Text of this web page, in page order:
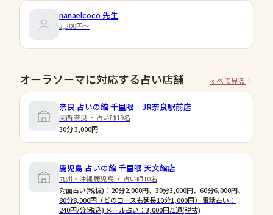
nanaelcoco先生
3,300円〜
オーラソーマに対応する占い店舗 すべて見る
奈良 占いの館 千里眼 JR奈良駅前店
関西 奈良 ・ 占い師19名
30分 3,000円
鹿児島 占いの館 千里眼 天文館店
九州・沖縄 鹿児島 ・ 占い師10名
対面占い(税抜)：20分2,000円、30分3,000円、60分6,000円、
80分8,000円（どのコースも延長10分1,000円） 電話占い：
240円/分(税込) メール占い：3,000円/1通(税抜)